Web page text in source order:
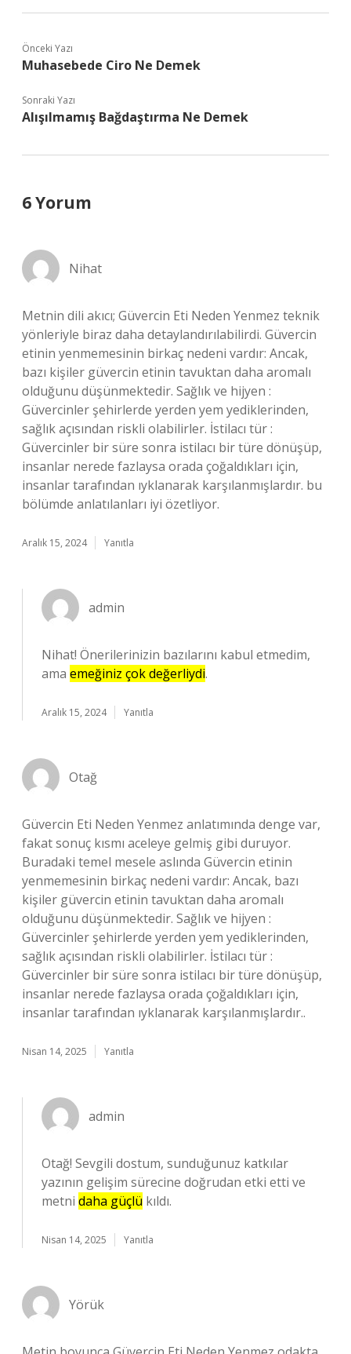
Önceki Yazı
Muhasebede Ciro Ne Demek
Sonraki Yazı
Alışılmamış Bağdaştırma Ne Demek
6 Yorum
Nihat
Metnin dili akıcı; Güvercin Eti Neden Yenmez teknik
yönleriyle biraz daha detaylandırılabilirdi. Güvercin
etinin yenmemesinin birkaç nedeni vardır: Ancak,
bazı kişiler güvercin etinin tavuktan daha aromalı
olduğunu düşünmektedir. Sağlık ve hijyen :
Güvercinler şehirlerde yerden yem yediklerinden,
sağlık açısından riskli olabilirler. İstilacı tür :
Güvercinler bir süre sonra istilacı bir türe dönüşüp,
insanlar nerede fazlaysa orada çoğaldıkları için,
insanlar tarafından ıyklanarak karşılanmışlardır. bu
bölümde anlatılanları iyi özetliyor.
Aralık 15, 2024 Yanıtla
admin
Nihat! Önerilerinizin bazılarını kabul etmedim,
ama emeğiniz çok değerliydi.
Aralık 15, 2024 Yanıtla
Otağ
Güvercin Eti Neden Yenmez anlatımında denge var,
fakat sonuç kısmı aceleye gelmiş gibi duruyor.
Buradaki temel mesele aslında Güvercin etinin
yenmemesinin birkaç nedeni vardır: Ancak, bazı
kişiler güvercin etinin tavuktan daha aromalı
olduğunu düşünmektedir. Sağlık ve hijyen :
Güvercinler şehirlerde yerden yem yediklerinden,
sağlık açısından riskli olabilirler. İstilacı tür :
Güvercinler bir süre sonra istilacı bir türe dönüşüp,
insanlar nerede fazlaysa orada çoğaldıkları için,
insanlar tarafından ıyklanarak karşılanmışlardır..
Nisan 14, 2025 Yanıtla
admin
Otağ! Sevgili dostum, sunduğunuz katkılar
yazının gelişim sürecine doğrudan etki etti ve
metni daha güçlü kıldı.
Nisan 14, 2025 Yanıtla
Yörük